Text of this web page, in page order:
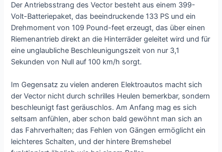
Der Antriebsstrang des Vector besteht aus einem 399-
Volt-Batteriepaket, das beeindruckende 133 PS und ein
Drehmoment von 109 Pound-feet erzeugt, das über einen
Riemenantrieb direkt an die Hinterräder geleitet wird und für
eine unglaubliche Beschleunigungszeit von nur 3,1
Sekunden von Null auf 100 km/h sorgt.
Im Gegensatz zu vielen anderen Elektroautos macht sich
der Vector nicht durch schrilles Heulen bemerkbar, sondern
beschleunigt fast geräuschlos. Am Anfang mag es sich
seltsam anfühlen, aber schon bald gewöhnt man sich an
das Fahrverhalten; das Fehlen von Gängen ermöglicht ein
leichteres Schalten, und der hintere Bremshebel